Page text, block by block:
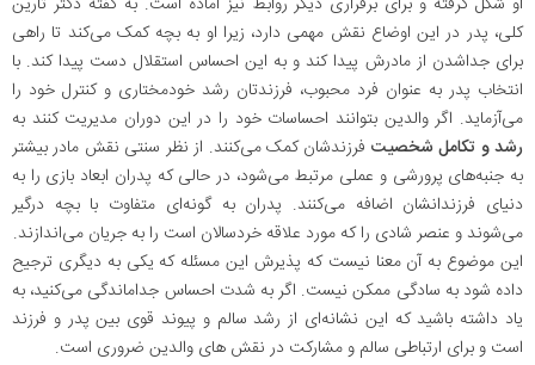
کلی، پدر در این اوضاع نقش مهمی دارد، زیرا او به بچه کمک می‌کند تا راهی
برای جداشدن از مادرش پیدا کند و به این احساس استقلال دست پیدا کند. با
انتخاب پدر به عنوان فرد محبوب، فرزندتان رشد خودمختاری و کنترل خود را
می‌آزماید. اگر والدین بتوانند احساسات خود را در این دوران مدیریت کنند به
رشد و تکامل شخصیت فرزندشان کمک می‌کنند. از نظر سنتی نقش مادر بیشتر
به جنبه‌های پرورشی و عملی مرتبط می‌شود، در حالی که پدران ابعاد بازی را به
دنیای فرزندانشان اضافه می‌کنند. پدران به گونه‌ای متفاوت با بچه درگیر
می‌شوند و عنصر شادی را که مورد علاقه خردسالان است را به جریان می‌اندازند.
این موضوع به آن معنا نیست که پذیرش این مسئله که یکی به دیگری ترجیح
داده شود به سادگی ممکن نیست. اگر به شدت احساس جداماندگی می‌کنید، به
یاد داشته باشید که این نشانه‌ای از رشد سالم و پیوند قوی بین پدر و فرزند
است و برای ارتباطی سالم و مشارکت در نقش های والدین ضروری است.